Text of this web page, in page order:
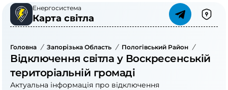
Енергосистема
Карта світла
Головна / Запорізька Область / Пологівський Район /
Відключення світла у Воскресенській
територіальній громаді
Актуальна інформація про відключення